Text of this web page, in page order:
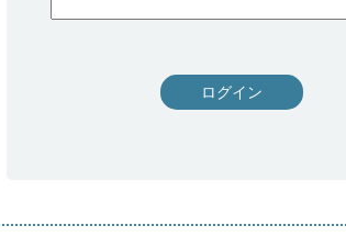
ログイン